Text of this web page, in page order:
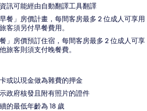
訊可能經由自動翻譯工具翻譯
餐」房價計畫，每間客房最多 2 位成人可享用
客須另付早餐費用。
」房價預訂住宿，每間客房最多 2 位成人可享
旅客則須支付晚餐費。
或以現金做為雜費的押金
政府核發且附有照片的證件
的最低年齡為 18 歲